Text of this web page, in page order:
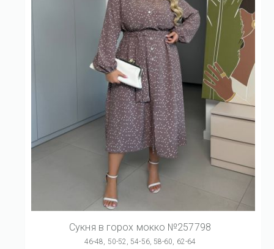
Сукня в горох мокко №257798
46-48, 50-52, 54-56, 58-60, 62-64